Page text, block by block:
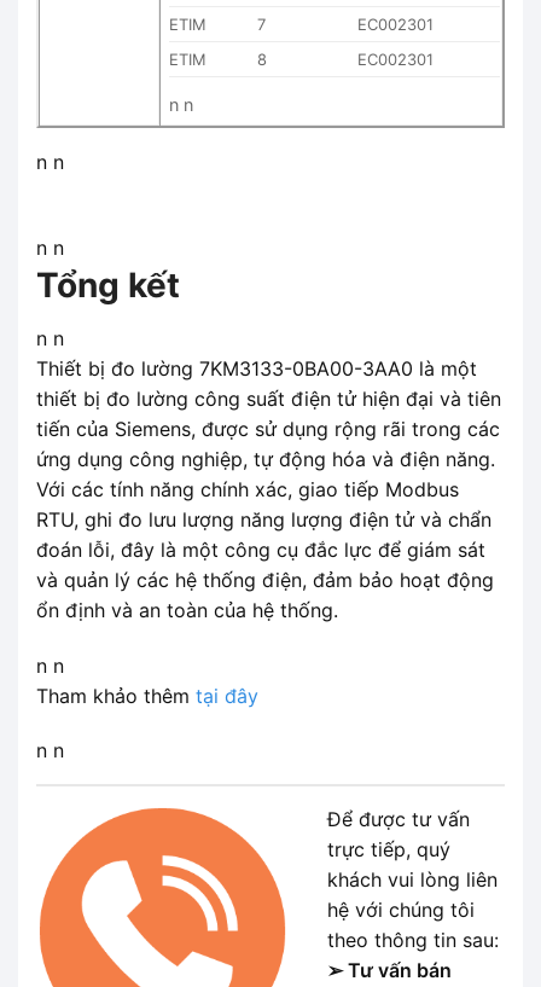
ETIM
7
EC002301
ETIM
8 EC002301
n n
n n
n n
Tổng kết
n n
Thiết bị đo lường 7KM3133-0BA00-3AA0 là một
thiết bị đo lường công suất điện tử hiện đại và tiên
tiến của Siemens, được sử dụng rộng rãi trong các
ứng dụng công nghiệp, tự động hóa và điện năng.
Với các tính năng chính xác, giao tiếp Modbus
RTU, ghi đo lưu lượng năng lượng điện tử và chẩn
đoán lỗi, đây là một công cụ đắc lực để giám sát
và quản lý các hệ thống điện, đảm bảo hoạt động
ổn định và an toàn của hệ thống.
n n
Tham khảo thêm tại đây
n n
Để được tư vấn
trực tiếp, quý
khách vui lòng liên
hệ với chúng tôi
theo thông tin sau:
➢ Tư vấn bán